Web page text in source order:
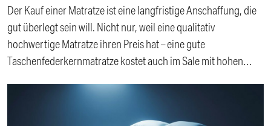
Der Kauf einer Matratze ist eine langfristige Anschaffung, die
gut überlegt sein will. Nicht nur, weil eine qualitativ
hochwertige Matratze ihren Preis hat – eine gute
Taschenfederkernmatratze kostet auch im Sale mit hohen
die Schlafunterlage über viele Jahre begleitet. Nicht selten